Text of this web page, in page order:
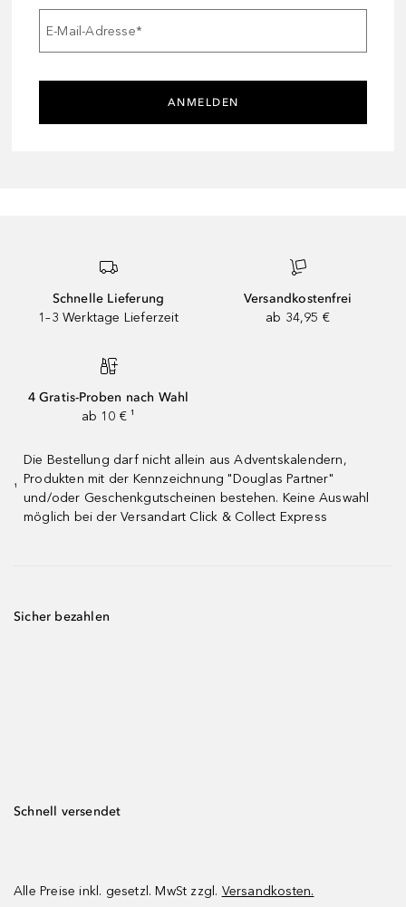
E-Mail-Adresse*
ANMELDEN
Schnelle Lieferung
1–3 Werktage Lieferzeit
Versandkostenfrei
ab 34,95 €
4 Gratis-Proben nach Wahl
ab 10 € ¹
¹
Die Bestellung darf nicht allein aus Adventskalendern,
Produkten mit der Kennzeichnung "Douglas Partner"
und/oder Geschenkgutscheinen bestehen. Keine Auswahl
möglich bei der Versandart Click & Collect Express
Sicher bezahlen
Schnell versendet
Alle Preise inkl. gesetzl. MwSt zzgl. Versandkosten.